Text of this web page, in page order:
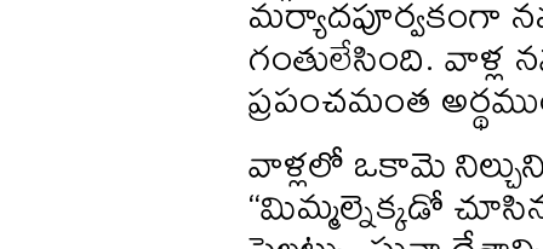
గంతులేసింది. వాళ్ల
ప్రపంచమంత
వాళ్లలో ఒకామె
“మిమ్మల్నెక్కడో